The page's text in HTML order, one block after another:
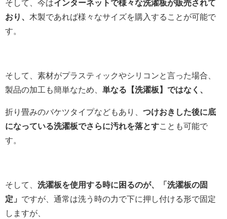
そして、今はインターネットで様々な洗濯板が販売されて
おり、 木製であれば様々なサイズを購入することが可能で
す。
そして、素材がプラスティックやシリコンと言った場合、
製品の加工も簡単なため、 単なる【洗濯板】ではなく、
折り畳みのバケツタイプなどもあり、 つけおきした後に底
になっている洗濯板でさらに汚れを落とす ことも可能で
す。
そして、 洗濯板を使用する時に困るのが、「洗濯板の固
定」 ですが、通常は洗う時の力で下に押し付ける形で固定
しますが、